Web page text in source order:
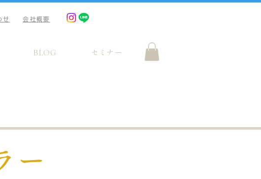
せ 会社概要
BLOG セミナー
ー